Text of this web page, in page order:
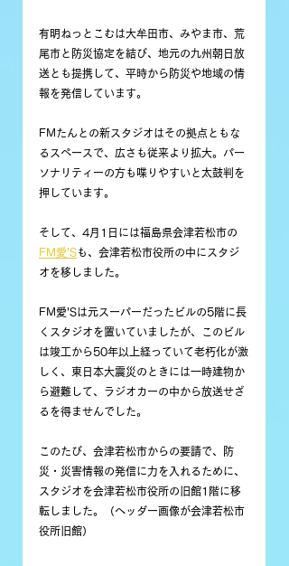
有明ねっとこむは大牟田市、みやま市、荒
尾市と防災協定を結び、地元の九州朝日放
送とも提携して、平時から防災や地域の情
報を発信しています。
FMたんとの新スタジオはその拠点ともな
るスペースで、広さも従来より拡大。パー
ソナリティーの方も喋りやすいと太鼓判を
押しています。
そして、4月1日には福島県会津若松市の
FM愛'Sも、会津若松市役所の中にスタジ
オを移しました。
FM愛'Sは元スーパーだったビルの5階に長
くスタジオを置いていましたが、このビル
は竣工から50年以上経っていて老朽化が激
しく、東日本大震災のときには一時建物か
ら避難して、ラジオカーの中から放送せざ
るを得ませんでした。
このたび、会津若松市からの要請で、防
災・災害情報の発信に力を入れるために、
スタジオを会津若松市役所の旧館1階に移
転しました。（ヘッダー画像が会津若松市
役所旧館）